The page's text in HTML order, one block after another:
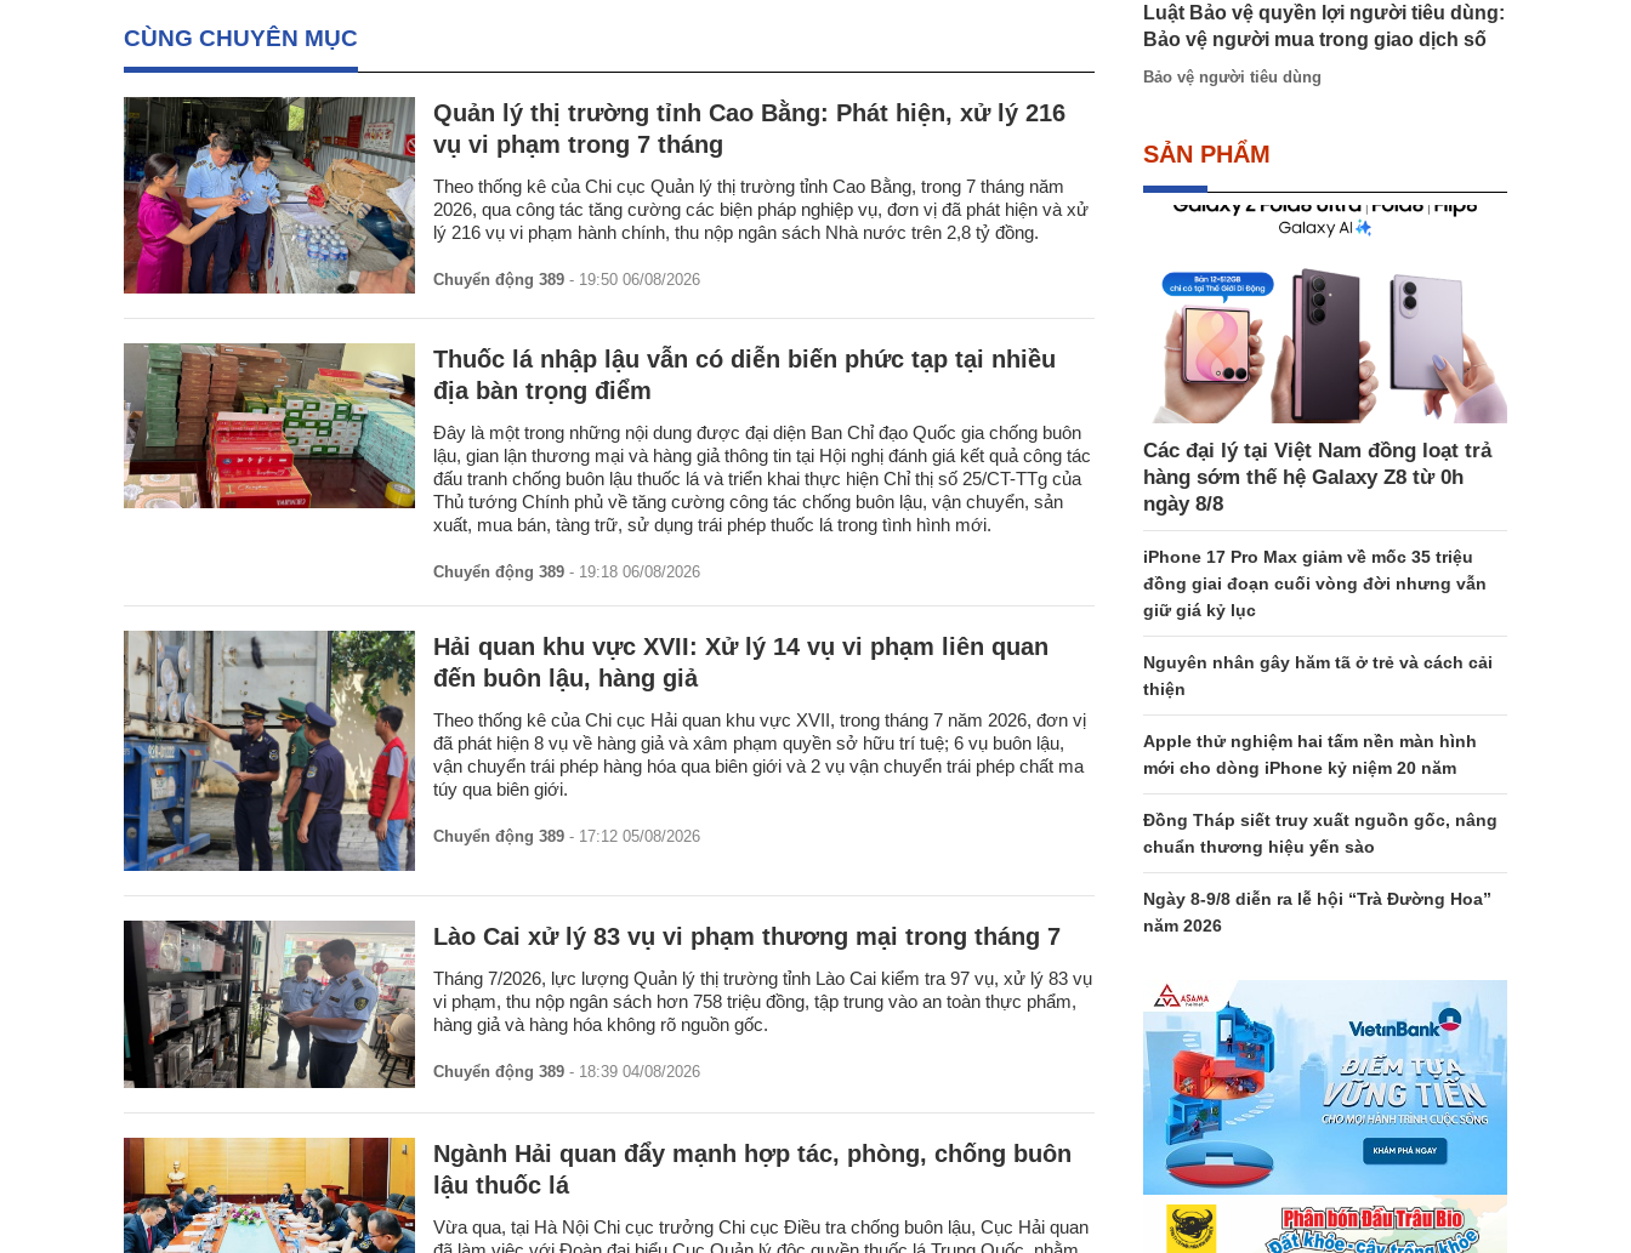
CÙNG CHUYÊN MỤC
Quản lý thị trường tỉnh Cao Bằng: Phát hiện, xử lý 216
vụ vi phạm trong 7 tháng
Theo thống kê của Chi cục Quản lý thị trường tỉnh Cao Bằng, trong 7 tháng năm
2026, qua công tác tăng cường các biện pháp nghiệp vụ, đơn vị đã phát hiện và xử
lý 216 vụ vi phạm hành chính, thu nộp ngân sách Nhà nước trên 2,8 tỷ đồng.
Chuyển động 389- 19:50 06/08/2026
Thuốc lá nhập lậu vẫn có diễn biến phức tạp tại nhiều
địa bàn trọng điểm
Đây là một trong những nội dung được đại diện Ban Chỉ đạo Quốc gia chống buôn
lậu, gian lận thương mại và hàng giả thông tin tại Hội nghị đánh giá kết quả công tác
đấu tranh chống buôn lậu thuốc lá và triển khai thực hiện Chỉ thị số 25/CT-TTg của
Thủ tướng Chính phủ về tăng cường công tác chống buôn lậu, vận chuyển, sản
xuất, mua bán, tàng trữ, sử dụng trái phép thuốc lá trong tình hình mới.
Chuyển động 389- 19:18 06/08/2026
Hải quan khu vực XVII: Xử lý 14 vụ vi phạm liên quan
đến buôn lậu, hàng giả
Theo thống kê của Chi cục Hải quan khu vực XVII, trong tháng 7 năm 2026, đơn vị
đã phát hiện 8 vụ về hàng giả và xâm phạm quyền sở hữu trí tuệ; 6 vụ buôn lậu,
vận chuyển trái phép hàng hóa qua biên giới và 2 vụ vận chuyển trái phép chất ma
túy qua biên giới.
Chuyển động 389- 17:12 05/08/2026
Lào Cai xử lý 83 vụ vi phạm thương mại trong tháng 7
Tháng 7/2026, lực lượng Quản lý thị trường tỉnh Lào Cai kiểm tra 97 vụ, xử lý 83 vụ
vi phạm, thu nộp ngân sách hơn 758 triệu đồng, tập trung vào an toàn thực phẩm,
hàng giả và hàng hóa không rõ nguồn gốc.
Chuyển động 389- 18:39 04/08/2026
Ngành Hải quan đẩy mạnh hợp tác, phòng, chống buôn
lậu thuốc lá
Vừa qua, tại Hà Nội Chi cục trưởng Chi cục Điều tra chống buôn lậu, Cục Hải quan
Luật Bảo vệ quyền lợi người tiêu dùng:
Bảo vệ người mua trong giao dịch số
Bảo vệ người tiêu dùng
SẢN PHẨM
Các đại lý tại Việt Nam đồng loạt trả
hàng sớm thế hệ Galaxy Z8 từ 0h
ngày 8/8
iPhone 17 Pro Max giảm về mốc 35 triệu
đồng giai đoạn cuối vòng đời nhưng vẫn
giữ giá kỷ lục
Nguyên nhân gây hăm tã ở trẻ và cách cải
thiện
Apple thử nghiệm hai tấm nền màn hình
mới cho dòng iPhone kỷ niệm 20 năm
Đồng Tháp siết truy xuất nguồn gốc, nâng
chuẩn thương hiệu yến sào
Ngày 8-9/8 diễn ra lễ hội “Trà Đường Hoa”
năm 2026